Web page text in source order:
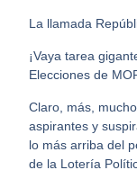
La llamada
¡Vaya tarea
Elecciones de
Claro, más,
aspirantes y
lo más arriba del
de la Lotería